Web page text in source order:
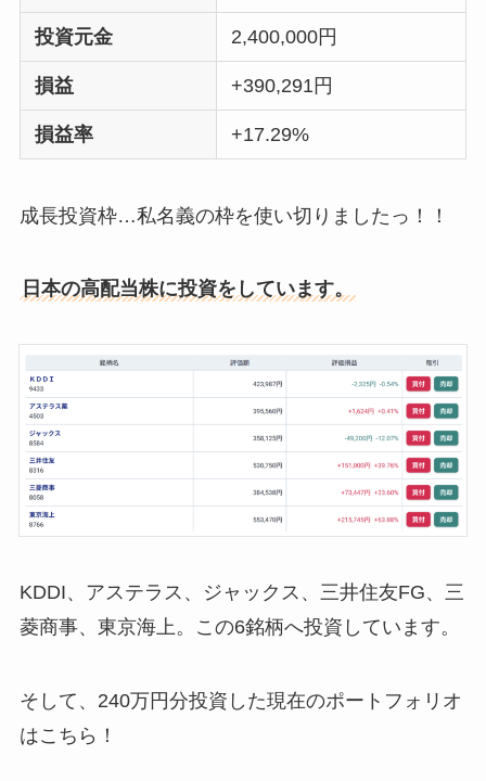
投資元金 2,400,000円
損益 +390,291円
損益率 +17.29%
成長投資枠…私名義の枠を使い切りましたっ！！
日本の高配当株に投資をしています。
KDDI、アステラス、ジャックス、三井住友FG、三
菱商事、東京海上。この6銘柄へ投資しています。
そして、240万円分投資した現在のポートフォリオ
はこちら！